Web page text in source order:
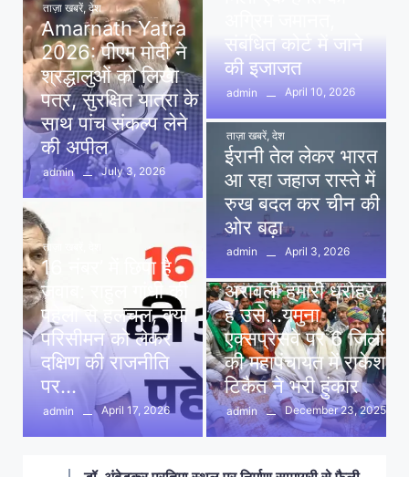
ताज़ा खबरें, देश
Amarnath Yatra
2026: पीएम मोदी ने
श्रद्धालुओं को लिखा
पत्र, सुरक्षित यात्रा के
साथ पांच संकल्प लेने
की अपील
admin July 3, 2026
ताज़ा खबरें
16 नंबर’ में छिपा है
जवाब: राहुल गांधी की
पहेली से हलचल, क्या
परिसीमन को लेकर
दक्षिण की राजनीति
पर…
admin April 17, 2026
संबंधित कोर्ट में जाने
की इजाजत
admin April 10, 2026
ताज़ा खबरें, देश
ईरानी तेल लेकर भारत
आ रहा जहाज रास्ते में
रुख बदल कर चीन की
ओर बढ़ा
admin
April 3, 2026
अरावली हमारी धरोहर
है उसे…यमुना
एक्सप्रेसवे पर 6 जिलों
की महापंचायत में राकेश
टिकैत ने भरी हुंकार
admin December 23, 2025